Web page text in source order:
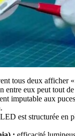
tous deux afficher
eux peut tout
imputable aux
est structurée en